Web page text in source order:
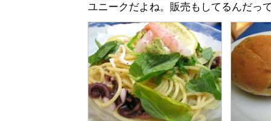
ユニークだよね。販売もしてるんだっ